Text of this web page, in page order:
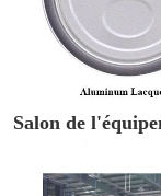
Salon de